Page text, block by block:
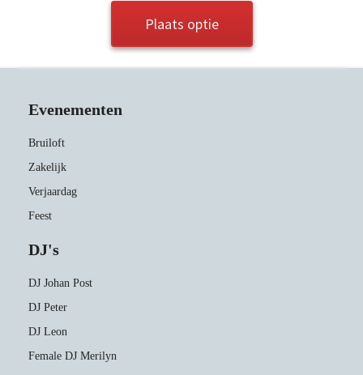
Plaats optie
Evenementen
Bruiloft
Zakelijk
Verjaardag
Feest
DJ's
DJ Johan Post
DJ Peter
DJ Leon
Female DJ Merilyn